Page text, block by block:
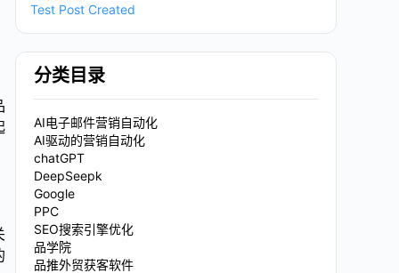
Test Post Created
分类目录
AI电子邮件营销自动化
AI驱动的营销自动化
chatGPT
DeepSeepk
Google
PPC
SEO搜索引擎优化
品学院
品推外贸获客软件